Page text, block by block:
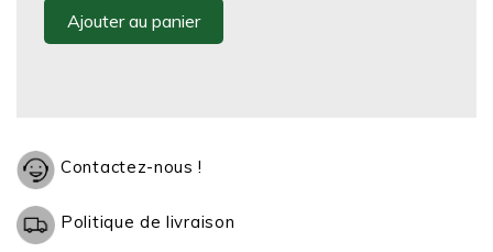
Ajouter au panier
Contactez-nous !
Politique de livraison